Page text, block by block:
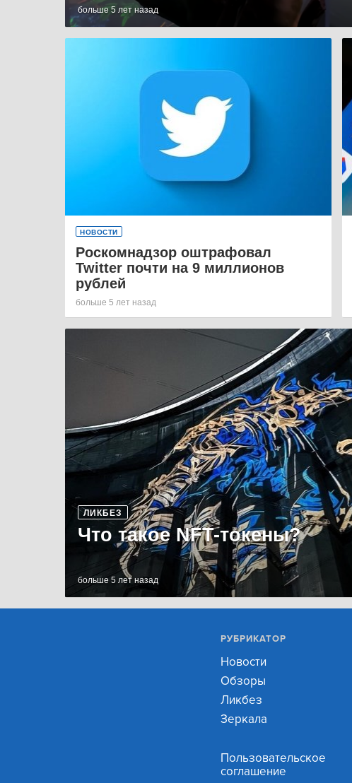
больше 5 лет назад
НОВОСТИ
Роскомнадзор оштрафовал
Twitter почти на 9 миллионов
рублей
больше 5 лет назад
ЛИКБЕЗ
Что такое NFT-токены?
больше 5 лет назад
РУБРИКАТОР
Новости
Обзоры
Ликбез
Зеркала
Пользовательское
соглашение